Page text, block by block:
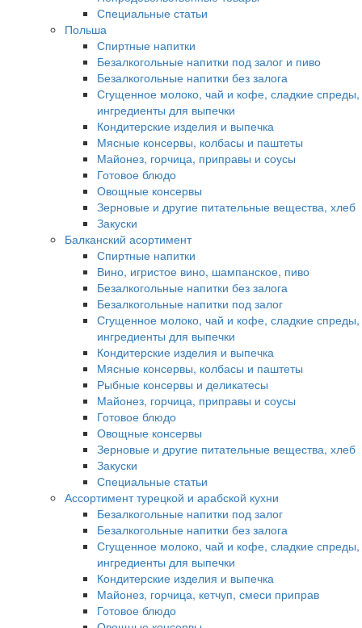
Специальные статьи
Польша
Спиртные напитки
Безалкогольные напитки под залог и пиво
Безалкогольные напитки без залога
Сгущенное молоко, чай и кофе, сладкие спреды,
ингредиенты для выпечки
Кондитерские изделия и выпечка
Мясные консервы, колбасы и паштеты
Майонез, горчица, приправы и соусы
Готовое блюдо
Овощные консервы
Зерновые и другие питательные вещества, хлеб
Закуски
Балканский асортимент
Спиртные напитки
Вино, игристое вино, шампанское, пиво
Безалкогольные напитки без залога
Безалкогольные напитки под залог
Сгущенное молоко, чай и кофе, сладкие спреды,
ингредиенты для выпечки
Кондитерские изделия и выпечка
Мясные консервы, колбасы и паштеты
Рыбные консервы и деликатесы
Майонез, горчица, приправы и соусы
Готовое блюдо
Овощные консервы
Зерновые и другие питательные вещества, хлеб
Закуски
Специальные статьи
Ассортимент турецкой и арабской кухни
Безалкогольные напитки под залог
Безалкогольные напитки без залога
Сгущенное молоко, чай и кофе, сладкие спреды,
ингредиенты для выпечки
Кондитерские изделия и выпечка
Майонез, горчица, кетчуп, смеси приправ
Готовое блюдо